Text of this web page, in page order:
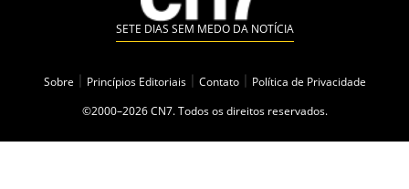
SETE DIAS SEM MEDO DA NOTÍCIA
Sobre Princípios Editoriais Contato
Política de Privacidade
©2000–2026 CN7. Todos os direitos reservados.